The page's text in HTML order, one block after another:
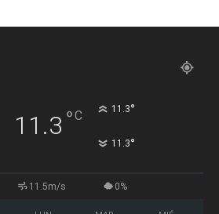
11.3 °C 11.3°
11.3°
11.5m/s 0%